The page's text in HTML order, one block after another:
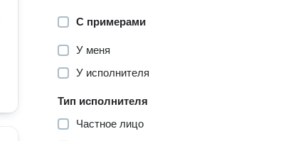
С примерами
У меня
У исполнителя
Тип исполнителя
Частное лицо